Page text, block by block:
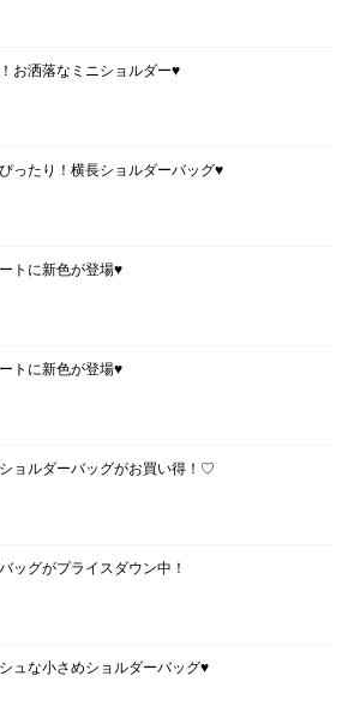
お洒落なミニショルダー♥
ったり！横長ショルダーバッグ♥
トに新色が登場♥
トに新色が登場♥
ョルダーバッグがお買い得！♡
ッグがプライスダウン中！
ュな小さめショルダーバッグ♥